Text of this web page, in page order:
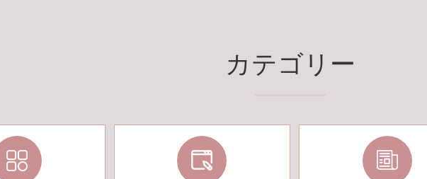
カテゴリー